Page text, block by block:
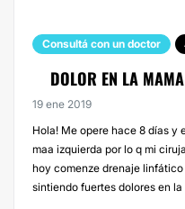
Consultá con un doctor
DOLOR EN LA
19 ene 2019
Hola! Me opere hace 8 días y
maa izquierda por lo q mi
hoy comenze drenaje
sintiendo fuertes dolores en la